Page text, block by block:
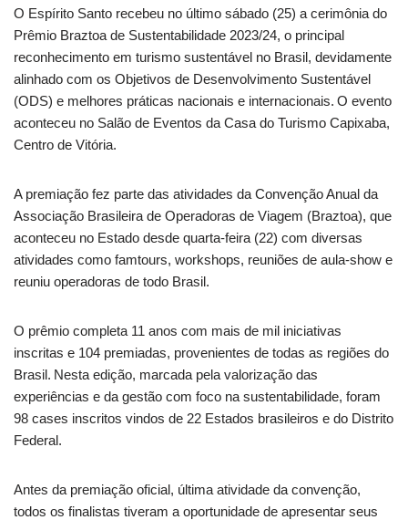
O Espírito Santo recebeu no último sábado (25) a cerimônia do
Prêmio Braztoa de Sustentabilidade 2023/24, o principal
reconhecimento em turismo sustentável no Brasil, devidamente
alinhado com os Objetivos de Desenvolvimento Sustentável
(ODS) e melhores práticas nacionais e internacionais. O evento
aconteceu no Salão de Eventos da Casa do Turismo Capixaba,
Centro de Vitória.
A premiação fez parte das atividades da Convenção Anual da
Associação Brasileira de Operadoras de Viagem (Braztoa), que
aconteceu no Estado desde quarta-feira (22) com diversas
atividades como famtours, workshops, reuniões de aula-show e
reuniu operadoras de todo Brasil.
O prêmio completa 11 anos com mais de mil iniciativas
inscritas e 104 premiadas, provenientes de todas as regiões do
Brasil. Nesta edição, marcada pela valorização das
experiências e da gestão com foco na sustentabilidade, foram
98 cases inscritos vindos de 22 Estados brasileiros e do Distrito
Federal.
Antes da premiação oficial, última atividade da convenção,
todos os finalistas tiveram a oportunidade de apresentar seus